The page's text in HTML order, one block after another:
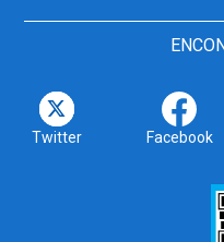
Twitter Facebook